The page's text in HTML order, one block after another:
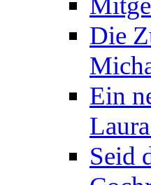
Die
Ein
Seid